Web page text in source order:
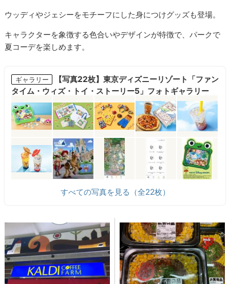
ウッディやジェシーをモチーフにした身につけグッズも登場。
キャラクターを象徴する色合いやデザインが特徴で、パークで
夏コーデを楽しめます。
ギャラリー
【写真22枚】東京ディズニーリゾート「ファン
タイム・ウィズ・トイ・ストーリー5」フォトギャラリー
すべての写真を見る（全22枚）